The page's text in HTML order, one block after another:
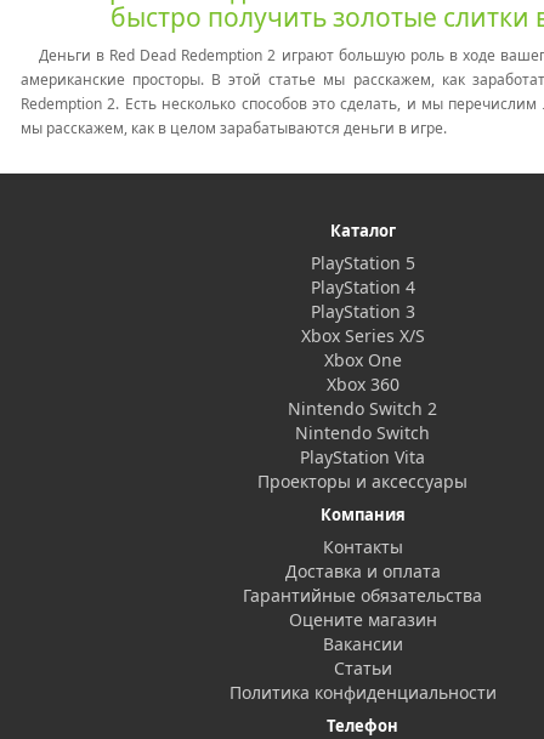
быстро получить золотые слитки
Деньги в Red Dead Redemption 2 играют большую роль в ходе
американские просторы. В этой статье мы расскажем, как
Redemption 2. Есть несколько способов это сделать, и мы
мы расскажем, как в целом зарабатываются деньги в игре.
Каталог
PlayStation 5
PlayStation 4
PlayStation 3
Xbox Series X/S
Xbox One
Xbox 360
Nintendo Switch 2
Nintendo Switch
PlayStation Vita
Проекторы и аксессуары
Компания
Контакты
Доставка и оплата
Гарантийные обязательства
Оцените магазин
Вакансии
Статьи
Политика конфиденциальности
Телефон